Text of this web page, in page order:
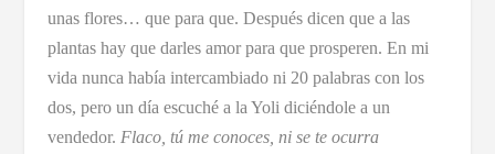
unas flores… que para que. Después dicen que a las
plantas hay que darles amor para que prosperen. En mi
vida nunca había intercambiado ni 20 palabras con los
dos, pero un día escuché a la Yoli diciéndole a un
vendedor. Flaco, tú me conoces, ni se te ocurra